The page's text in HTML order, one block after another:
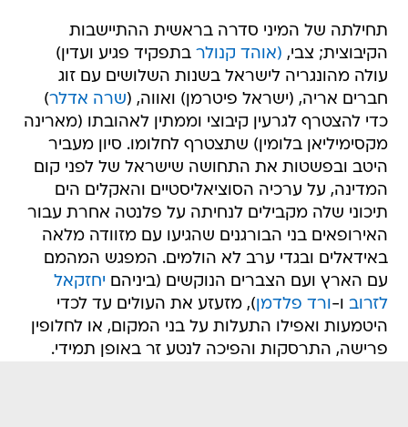
תחילתה של המיני סדרה בראשית ההתיישבות
הקיבוצית; צבי, (אוהד קנולר בתפקיד פגיע ועדין)
עולה מהונגריה לישראל בשנות השלושים עם זוג
חברים אריה, (ישראל פיטרמן) ואווה, (שרה אדלר)
כדי להצטרף לגרעין קיבוצי וממתין לאהובתו (מארינה
מקסימיליאן בלומין) שתצטרף לחלומו. סיון מעביר
היטב ובפשטות את התחושה שישראל של לפני קום
המדינה, על ערכיה הסוציאליסטיים והאקלים הים
תיכוני שלה מקבילים לנחיתה על פלנטה אחרת עבור
האירופאים בני הבורגנים שהגיעו עם מזוודה מלאה
באידאלים ובגדי ערב לא הולמים. המפגש המהמם
עם הארץ ועם הצברים הנוקשים (ביניהם יחזקאל
לזרוב ו-ורד פלדמן), מזעזע את העולים עד לכדי
היטמעות ואפילו התעלות על בני המקום, או לחלופין
פרישה, התרסקות והפיכה לנטע זר באופן תמידי.